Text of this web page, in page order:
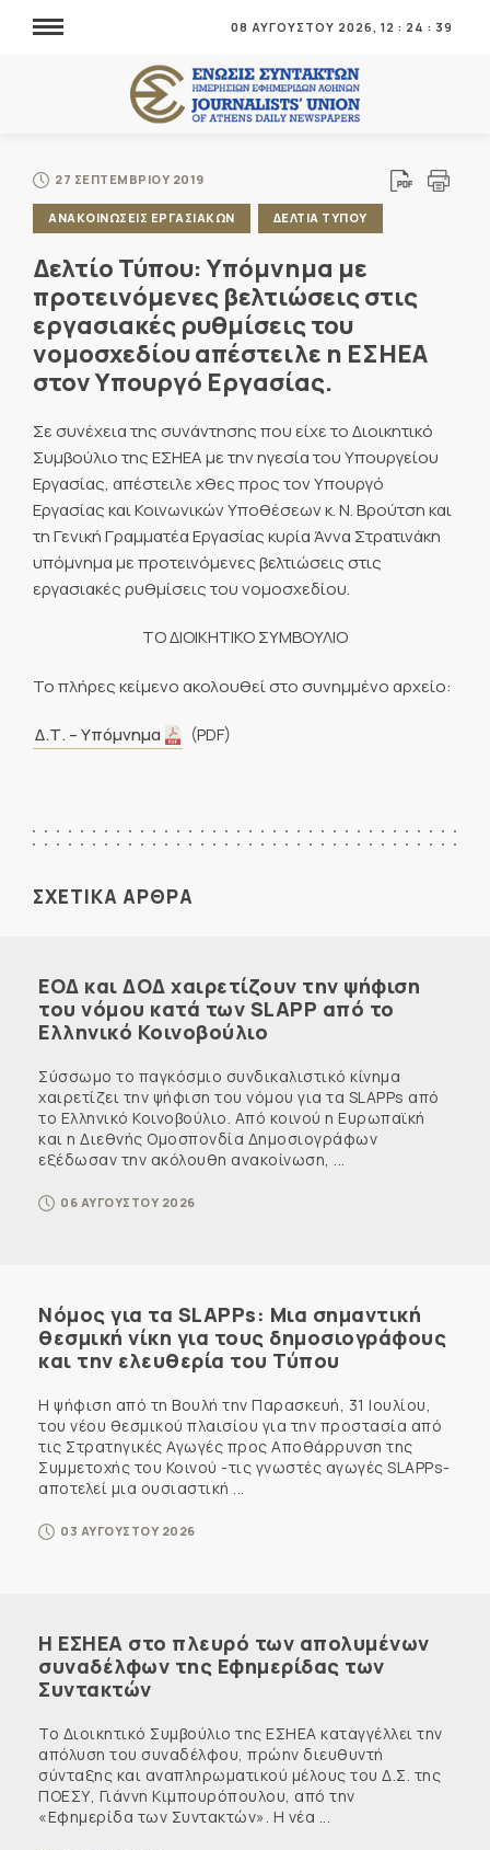
08 ΑΥΓΟΥΣΤΟΥ 2026, 12 : 24 : 40
27 ΣΕΠΤΕΜΒΡΙΟΥ 2019
ΑΝΑΚΟΙΝΩΣΕΙΣ ΕΡΓΑΣΙΑΚΩΝ ΔΕΛΤΙΑ ΤΥΠΟΥ
Δελτίο Τύπου: Υπόμνημα με
προτεινόμενες βελτιώσεις στις
εργασιακές ρυθμίσεις του
νομοσχεδίου απέστειλε η ΕΣΗΕΑ
στον Υπουργό Εργασίας.
Σε συνέχεια της συνάντησης που είχε το Διοικητικό
Συμβούλιο της ΕΣΗΕΑ με την ηγεσία του Υπουργείου
Εργασίας, απέστειλε χθες προς τον Υπουργό
Εργασίας και Κοινωνικών Υποθέσεων κ. Ν. Βρούτση και
τη Γενική Γραμματέα Εργασίας κυρία Άννα Στρατινάκη
υπόμνημα με προτεινόμενες βελτιώσεις στις
εργασιακές ρυθμίσεις του νομοσχεδίου.
ΤΟ ΔΙΟΙΚΗΤΙΚΟ ΣΥΜΒΟΥΛΙΟ
Το πλήρες κείμενο ακολουθεί στο συνημμένο αρχείο:
Δ.Τ. – Υπόμνημα (PDF)
ΣΧΕΤΙΚΑ ΑΡΘΡΑ
ΕΟΔ και ΔΟΔ χαιρετίζουν την ψήφιση
του νόμου κατά των SLAPP από το
Ελληνικό Κοινοβούλιο
Σύσσωμο το παγκόσμιο συνδικαλιστικό κίνημα
χαιρετίζει την ψήφιση του νόμου για τα SLAPPs από
το Ελληνικό Κοινοβούλιο. Από κοινού η Ευρωπαϊκή
και η Διεθνής Ομοσπονδία Δημοσιογράφων
εξέδωσαν την ακόλουθη ανακοίνωση, ...
06 ΑΥΓΟΥΣΤΟΥ 2026
Νόμος για τα SLAPPs: Μια σημαντική
θεσμική νίκη για τους δημοσιογράφους
και την ελευθερία του Τύπου
Η ψήφιση από τη Βουλή την Παρασκευή, 31 Ιουλίου,
του νέου θεσμικού πλαισίου για την προστασία από
τις Στρατηγικές Αγωγές προς Αποθάρρυνση της
Συμμετοχής του Κοινού -τις γνωστές αγωγές SLAPPs-
αποτελεί μια ουσιαστική ...
03 ΑΥΓΟΥΣΤΟΥ 2026
Η ΕΣΗΕΑ στο πλευρό των απολυμένων
συναδέλφων της Εφημερίδας των
Συντακτών
Το Διοικητικό Συμβούλιο της ΕΣΗΕΑ καταγγέλλει την
απόλυση του συναδέλφου, πρώην διευθυντή
σύνταξης και αναπληρωματικού μέλους του Δ.Σ. της
ΠΟΕΣΥ, Γιάννη Κιμπουρόπουλου, από την
«Εφημερίδα των Συντακτών». Η νέα ...